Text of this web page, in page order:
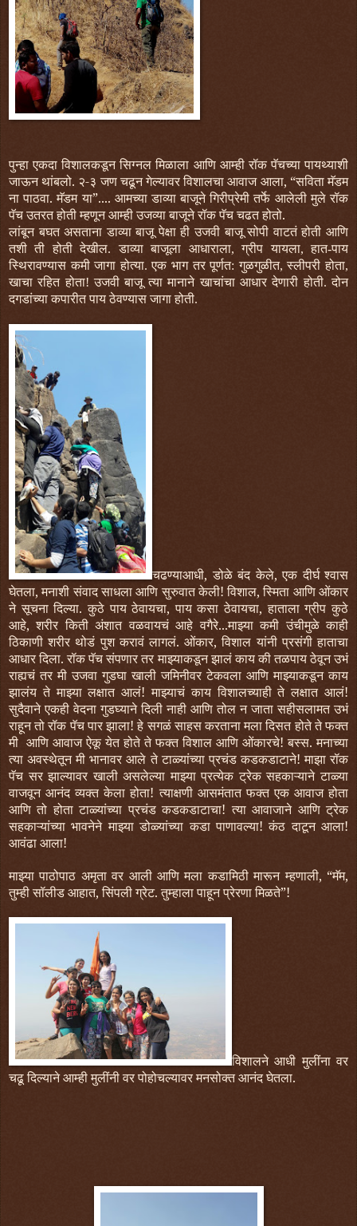
पुन्हा एकदा विशालकडून सिग्नल मिळाला आणि आम्ही रॉक पॅचच्या पायथ्याशी
जाऊन थांबलो. २-३ जण चढून गेल्यावर विशालचा आवाज आला, “सविता मॅडम
ना पाठवा. मॅडम या”.... आमच्या डाव्या बाजूने गिरीप्रेमी तर्फे आलेली मुले रॉक
पॅच उतरत होती म्हणून आम्ही उजव्या बाजूने रॉक पॅच चढत होतो.
लांबून बघत असताना डाव्या बाजू पेक्षा ही उजवी बाजू सोपी वाटतं होती आणि
तशी ती होती देखील. डाव्या बाजूला आधाराला, ग्रीप यायला, हात-पाय
स्थिरावण्यास कमी जागा होत्या. एक भाग तर पूर्णत: गुळगुळीत, स्लीपरी होता,
खाचा रहित होता! उजवी बाजू त्या मानाने खाचांचा आधार देणारी होती. दोन
दगडांच्या कपारीत पाय ठेवण्यास जागा होती.
चढण्याआधी, डोळे बंद केले, एक दीर्घ श्वास
घेतला, मनाशी संवाद साधला आणि सुरुवात केली! विशाल, स्मिता आणि ओंकार
ने सूचना दिल्या. कुठे पाय ठेवायचा, पाय कसा ठेवायचा, हाताला ग्रीप कुठे
आहे, शरीर किती अंशात वळवायचं आहे वगैरे...माझ्या कमी उंचीमुळे काही
ठिकाणी शरीर थोडं पुश करावं लागलं. ओंकार, विशाल यांनी प्रसंगी हाताचा
आधार दिला. रॉक पॅच संपणार तर माझ्याकडून झालं काय की तळपाय ठेवून उभं
राह्यचं तर मी उजवा गुडघा खाली जमिनीवर टेकवला आणि माझ्याकडून काय
झालंय ते माझ्या लक्षात आलं! माझ्याचं काय विशालच्याही ते लक्षात आलं!
सुदैवाने एकही वेदना गुडघ्याने दिली नाही आणि तोल न जाता सहीसलामत उभं
राहून तो रॉक पॅच पार झाला! हे सगळं साहस करताना मला दिसत होते ते फक्त
मी आणि आवाज ऐकू येत होते ते फक्त विशाल आणि ओंकारचे! बस्स. मनाच्या
त्या अवस्थेतून मी भानावर आले ते टाळ्यांच्या प्रचंड कडकडाटाने! माझा रॉक
पॅच सर झाल्यावर खाली असलेल्या माझ्या प्रत्येक ट्रेक सहकाऱ्याने टाळ्या
वाजवून आनंद व्यक्त केला होता! त्याक्षणी आसमंतात फक्त एक आवाज होता
आणि तो होता टाळ्यांच्या प्रचंड कडकडाटाचा! त्या आवाजाने आणि ट्रेक
सहकाऱ्यांच्या भावनेने माझ्या डोळ्यांच्या कडा पाणावल्या! कंठ दाटून आला!
आवंढा आला!
माझ्या पाठोपाठ अमृता वर आली आणि मला कडामिठी मारून म्हणाली, “मॅम,
तुम्ही सॉलीड आहात, सिंपली ग्रेट. तुम्हाला पाहून प्रेरणा मिळते”!
विशालने आधी मुलींना वर
चढू दिल्याने आम्ही मुलींनी वर पोहोचल्यावर मनसोक्त आनंद घेतला.